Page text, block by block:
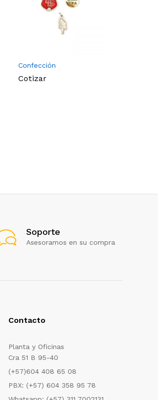
Confección
Cotizar
Soporte
Asesoramos en su compra
Contacto
Planta y Oficinas
Cra 51 B 95-40
(+57)604 408 65 08
PBX: (+57) 604 358 95 78